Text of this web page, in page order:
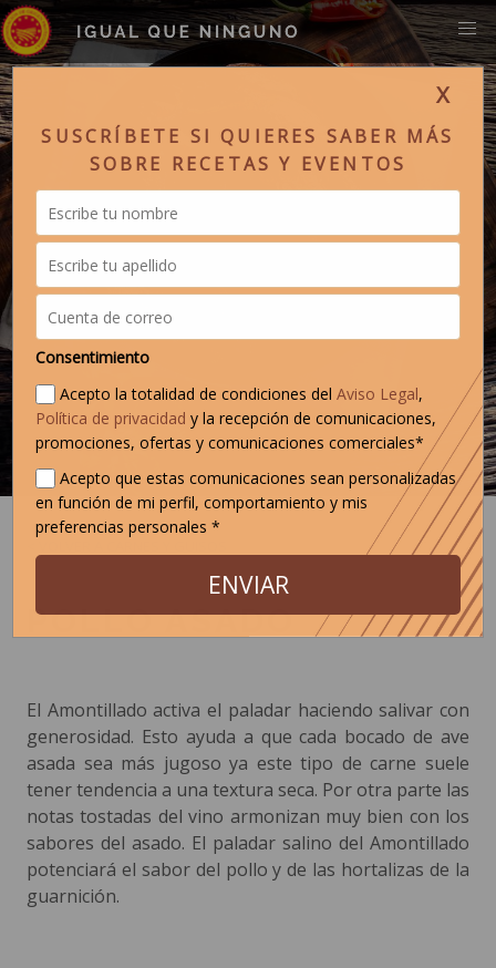
POLLO ASADO
El Amontillado activa el paladar haciendo salivar con
generosidad. Esto ayuda a que cada bocado de ave
asada sea más jugoso ya este tipo de carne suele
tener tendencia a una textura seca. Por otra parte las
notas tostadas del vino armonizan muy bien con los
sabores del asado. El paladar salino del Amontillado
potenciará el sabor del pollo y de las hortalizas de la
guarnición.
X
SUSCRÍBETE SI QUIERES SABER MÁS
SOBRE RECETAS Y EVENTOS
Consentimiento
Acepto la totalidad de condiciones delAviso Legal,
Política de privacidad y la recepción de comunicaciones,
promociones, ofertas y comunicaciones comerciales*
Acepto que estas comunicaciones sean personalizadas
en función de mi perfil, comportamiento y mis
preferencias personales *
ENVIAR